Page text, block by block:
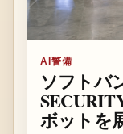
AI警備
ソフトバ
ボットを